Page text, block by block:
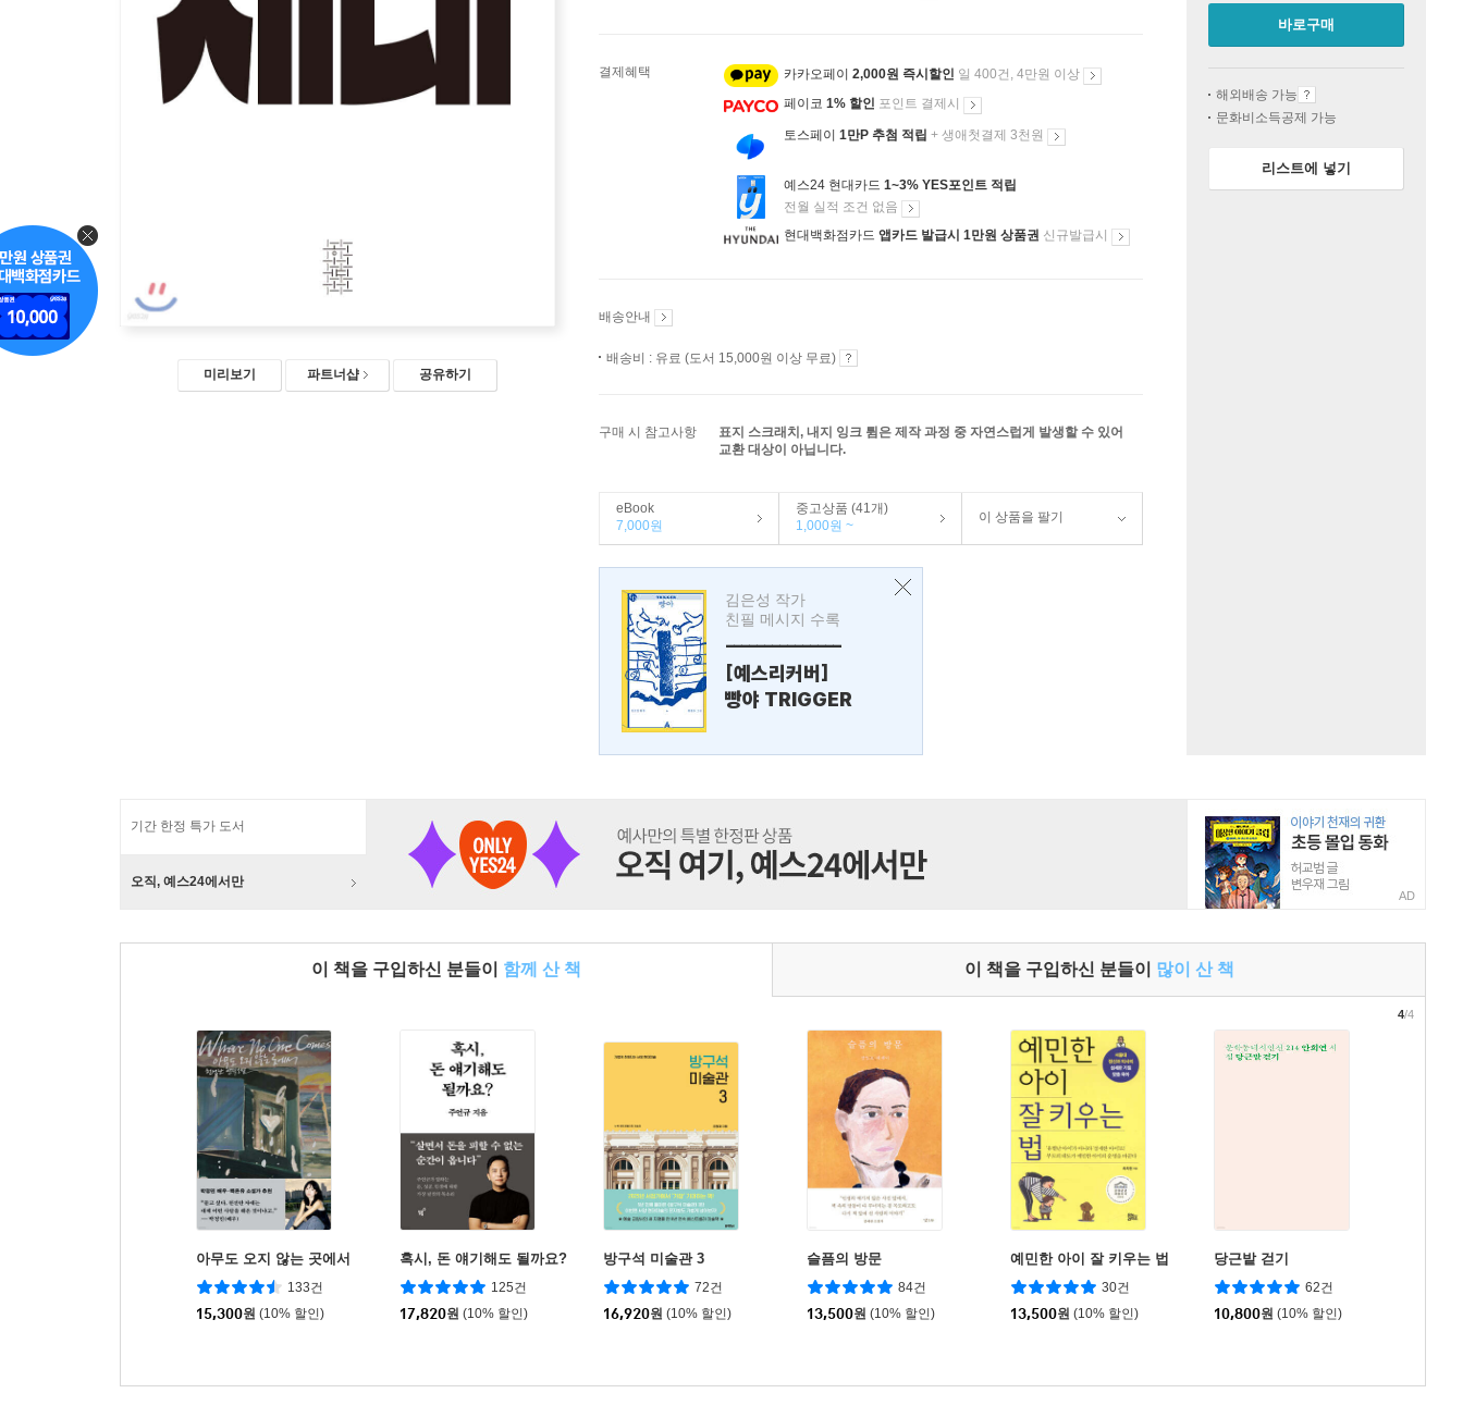
미리보기 파트너샵 공유하기
결제혜택 카카오페이 2,000원 즉시할인 일 400건, 4만원 이상
페이코 1% 할인 포인트 결제시
토스페이 1만P 추첨 적립 + 생애첫결제 3천원
예스24 현대카드 1~3% YES포인트 적립
전월 실적 조건 없음
현대백화점카드 앱카드 발급시 1만원 상품권 신규발급시
배송안내
배송비 : 유료 (도서 15,000원 이상 무료)
구매 시 참고사항
표지 스크래치, 내지 잉크 튐은 제작 과정 중 자연스럽게 발생할 수 있어
교환 대상이 아닙니다.
eBook
7,000원
중고상품 (41개)
1,000원 ~
이 상품을 팔기
김은성 작가
친필 메시지 수록
---------------
[예스리커버]
빵야 TRIGGER
바로구매
해외배송 가능
문화비소득공제 가능
리스트에 넣기
기간 한정 특가 도서
오직, 예스24에서만
AD
이 책을 구입하신 분들이 함께 산 책 이 책을 구입하신 분들이 많이 산 책
아무도 오지 않는 곳에서
133건
15,300원 (10% 할인)
혹시, 돈 얘기해도 될까요?
125건
17,820원 (10% 할인)
방구석 미술관 3
72건
16,920원 (10% 할인)
슬픔의 방문
84건
13,500원 (10% 할인)
예민한 아이 잘 키우는 법
30건
13,500원 (10% 할인)
당근밭 걷기
62건
10,800원 (10% 할인)
4/4